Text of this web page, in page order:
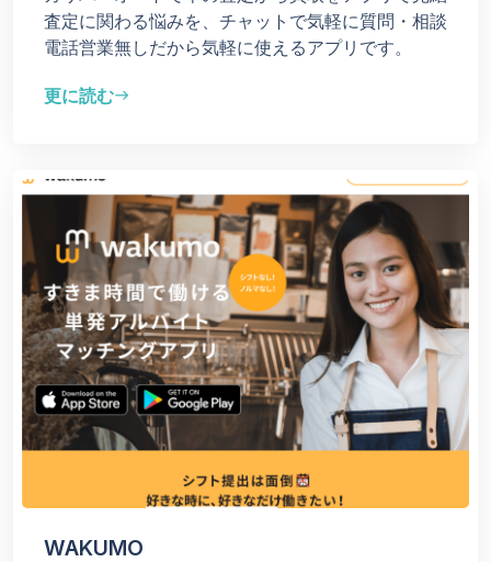
査定に関わる悩みを、チャットで気軽に質問・相談
電話営業無しだから気軽に使えるアプリです。
更に読むeast
WAKUMO